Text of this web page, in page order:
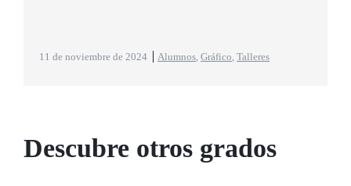
11 de noviembre de 2024 Alumnos, Gráfico, Talleres
Descubre otros grados